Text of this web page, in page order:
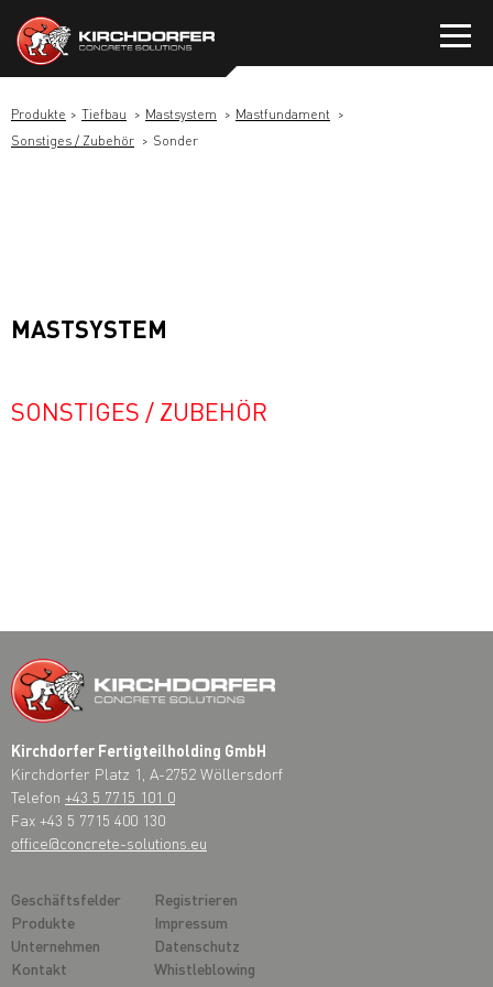
Inhalt
springen
Produkte Tiefbau Mastsystem
Mastfundament
Sonstiges / Zubehör
Sonder
MASTSYSTEM
SONSTIGES / ZUBEHÖR
Kirchdorfer Fertigteilholding GmbH
Kirchdorfer Platz 1, A-2752 Wöllersdorf
Telefon +43 5 7715 101 0
Fax +43 5 7715 400 130
office@concrete-solutions.eu
Geschäftsfelder
Produkte
Unternehmen
Kontakt
Registrieren
Impressum
Datenschutz
Whistleblowing